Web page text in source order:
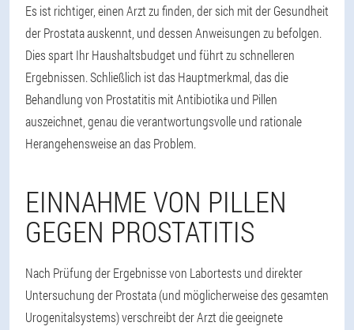
Es ist richtiger, einen Arzt zu finden, der sich mit der Gesundheit
der Prostata auskennt, und dessen Anweisungen zu befolgen.
Dies spart Ihr Haushaltsbudget und führt zu schnelleren
Ergebnissen. Schließlich ist das Hauptmerkmal, das die
Behandlung von Prostatitis mit Antibiotika und Pillen
auszeichnet, genau die verantwortungsvolle und rationale
Herangehensweise an das Problem.
EINNAHME VON PILLEN
GEGEN PROSTATITIS
Nach Prüfung der Ergebnisse von Labortests und direkter
Untersuchung der Prostata (und möglicherweise des gesamten
Urogenitalsystems) verschreibt der Arzt die geeignete